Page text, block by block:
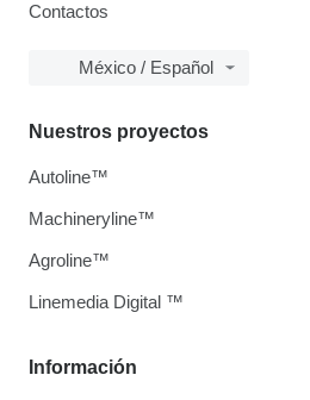
Contactos
México / Español
Información
Nuestros proyectos
Autoline™
Machineryline™
Agroline™
Linemedia Digital ™